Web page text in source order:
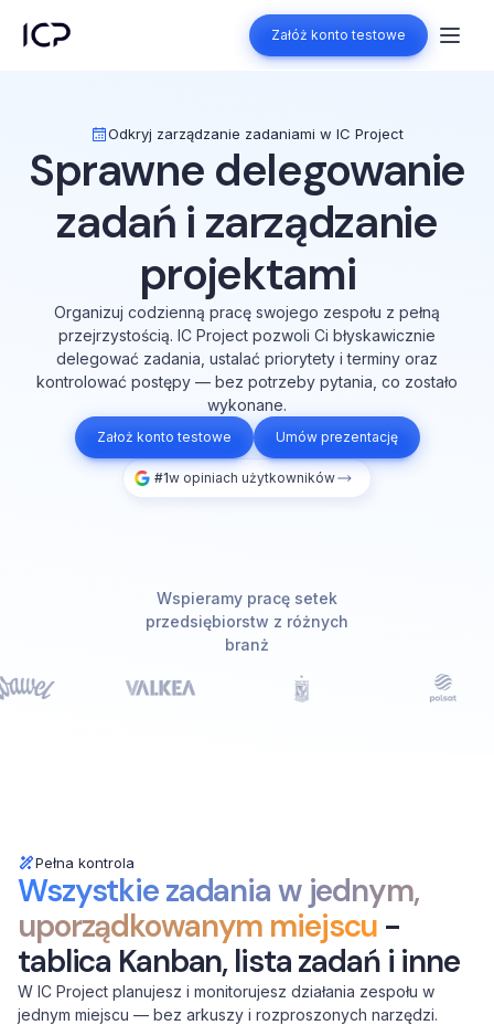
Załóż konto testowe
Załóż konto testowe
Odkryj zarządzanie zadaniami w IC Project
Sprawne delegowanie
zadań i zarządzanie
projektami
Organizuj codzienną pracę swojego zespołu z pełną
przejrzystością. IC Project pozwoli Ci błyskawicznie
delegować zadania, ustalać priorytety i terminy oraz
kontrolować postępy — bez potrzeby pytania, co zostało
wykonane.
Założ konto testowe Umów prezentację
#1w opiniach użytkowników
Wspieramy pracę setek
przedsiębiorstw z różnych
branż
Pełna kontrola
Wszystkie zadania w jednym,
uporządkowanym miejscu -
tablica Kanban, lista zadań i inne
W IC Project planujesz i monitorujesz działania zespołu w
jednym miejscu — bez arkuszy i rozproszonych narzędzi.